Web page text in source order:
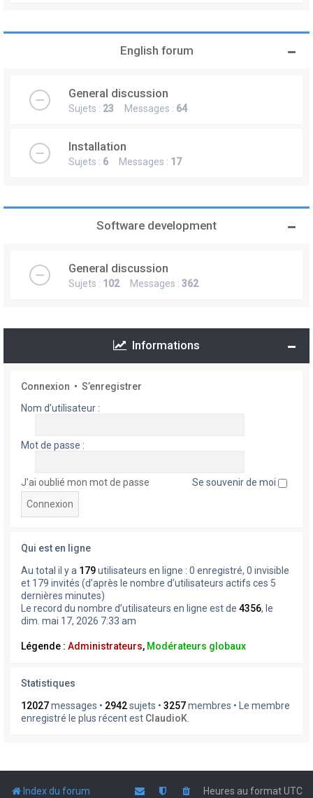
English forum
General discussion
Sujets : 23 Messages : 64
Installation
Sujets : 6 Messages : 17
Software development
General discussion
Sujets : 102Messages : 362
Informations
Connexion • S’enregistrer
Nom d’utilisateur :
Mot de passe :
J’ai oublié mon mot de passe Se souvenir de moi
Qui est en ligne
Au total il y a 179utilisateurs en ligne : 0 enregistré, 0 invisible
et 179 invités (d’après le nombre d’utilisateurs actifs ces 5
dernières minutes)
Le record du nombre d’utilisateurs en ligne est de 4356, le
dim. mai 17, 2026 7:33 am
Légende : Administrateurs, Modérateurs globaux
Statistiques
12027messages • 2942sujets • 3257membres • Le membre
enregistré le plus récent est ClaudioK
Index du forum Heures au formatUTC